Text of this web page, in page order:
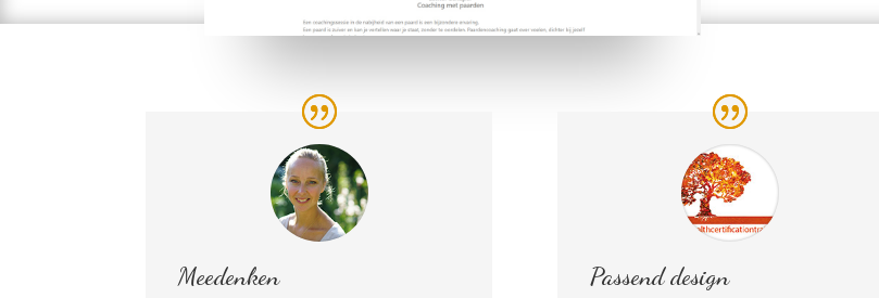
Meedenken Passend design